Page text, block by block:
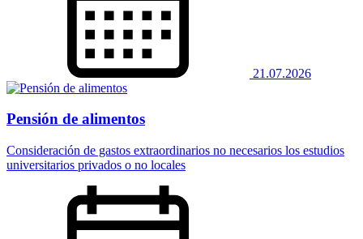
21.07.2026
Pensión de alimentos
Consideración de gastos extraordinarios no necesarios los estudios
universitarios privados o no locales